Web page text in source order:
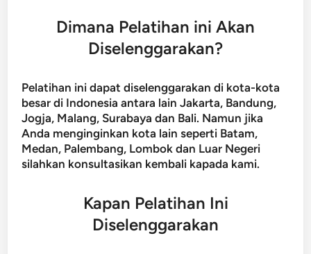
Dimana Pelatihan ini Akan
Diselenggarakan?
Pelatihan ini dapat diselenggarakan di kota-kota
besar di Indonesia antara lain Jakarta, Bandung,
Jogja, Malang, Surabaya dan Bali. Namun jika
Anda menginginkan kota lain seperti Batam,
Medan, Palembang, Lombok dan Luar Negeri
silahkan konsultasikan kembali kapada kami.
Kapan Pelatihan Ini
Diselenggarakan